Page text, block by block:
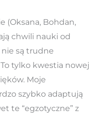
(Oksana, Bohdan,
chwili nauki od
są trudne
tylko kwestia nowej
Moje
szybko adaptują
te “egzotyczne” z